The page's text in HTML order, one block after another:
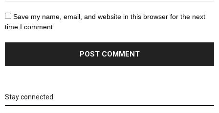
Save my name, email, and website in this browser for the next
time I comment.
Stay connected